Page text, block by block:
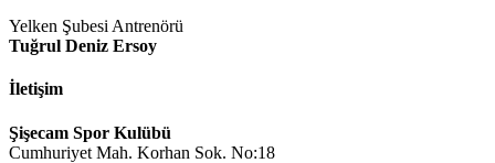
Yelken Şubesi Antrenörü
Tuğrul Deniz Ersoy
İletişim
Şişecam Spor Kulübü
Cumhuriyet Mah. Korhan Sok. No:18